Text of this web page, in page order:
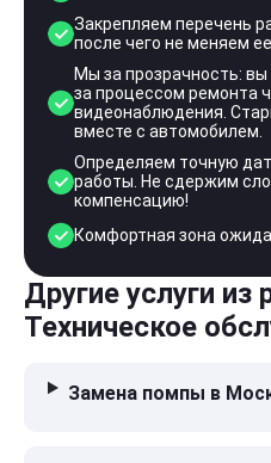
Закрепляем перечень
после чего не меняем ее
Мы за прозрачность:
за процессом ремонта
видеонаблюдения.
вместе с автомобилем.
Определяем точную
работы. Не сдержим
компенсацию!
Комфортная зона
Другие услуги из
Техническое
Замена помпы в